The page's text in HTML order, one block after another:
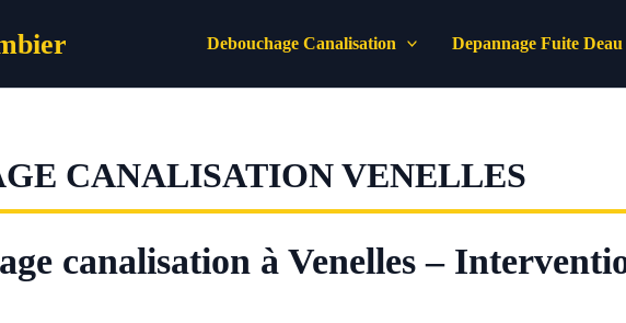
Debouchage Canalisation Depannage Fuite Deau
CANALISATION VENELLES
canalisation à Venelles –